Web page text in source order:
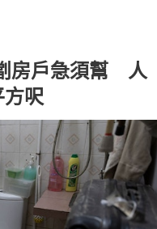
房戶急須幫 人
呎